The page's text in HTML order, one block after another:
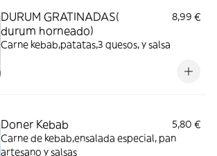
DURUM GRATINADAS(
durum horneado)
8,99 €
Carne kebab,patatas,3 quesos, y salsa
Doner Kebab
5,80 €
Carne de kebab,ensalada especial, pan
artesano y salsas